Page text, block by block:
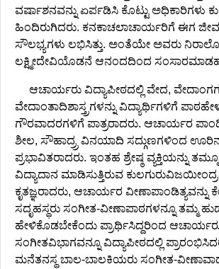
ವರ್ಷಾಶನವನ್ನು ಏರ್ಪಡಿಸಿ ಕೊಟ್ಟು ಅಧಿಕಾರಿಗಳು
ಹಿಂದಿರುಗಿದರು. ಕನಕಾಚಲಾಚಾರ್ಯರಿಗೆ ಈಗ
ಸೌಲಭ್ಯಗಳು ಲಭಿಸಿತ್ತು. ಅಂತೆಯೇ ಅವರು
ಲಕ್ಷ್ಮೀದೇವಿಯೊಡನೆ ಆನಂದದಿಂದ
ಆಚಾರ್ಯರು ವಿದ್ಯಾಪೀಠದಲ್ಲಿ ವೇದ,
ವೇದಾಂತಾದಿಶಾಸ್ತ್ರಗಳನ್ನು ವಿದ್ಯಾರ್ಥಿಗಳಿಗೆ
ಗೌರವಾದರಗಳಿಗೆ ಪಾತ್ರರಾದರು. ಆಚಾರ್ಯರ
ಶೀಲ, ಸೌಹಾದ್ರ್ರ ವಿನಯಾದಿ ಸದ್ಗುಣಗಳಿಂದ
ಪ್ರಭಾವಿತರಾದರು. ಇಂತಹ ಶ್ರೇಷ್ಠ ವ್ಯಕ್ತಿಯನ್ನು
ವಿದ್ಯಾದಾನ ಮಾಡಿಸುತ್ತಿರುವ
ಕೃತಜ್ಞರಾದರು, ಆಚಾರ್ಯರ ವೀಣಾಪಾಂಡಿತ್ಯವನ್ನು
ಸದೃಹಸ್ಥರು ಸಂಗೀತ-ವೀಣಾಪಾಠಗಳನ್ನೂ ತಮ್ಮ
ಹೇಳಿಕೊಡಬೇಕೆಂದು ಪ್ರಾರ್ಥಿಸಿದ್ದರಿಂದ
ಸಂಗೀತವಿಭಾಗವನ್ನೂ ವಿದ್ಯಾಪೀಠದಲ್ಲಿ
ಮನೆತನಸ್ಥ ಬಾಲ-ಬಾಲಕಿಯರು ಸಂಗೀತ-